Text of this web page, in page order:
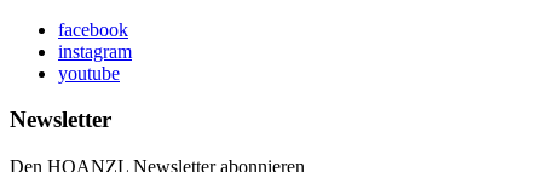
facebook
instagram
youtube
Newsletter
Den HOANZL Newsletter abonnieren